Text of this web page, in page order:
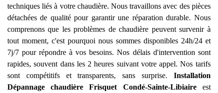
techniques liés à votre chaudière. Nous travaillons avec des pièces
détachées de qualité pour garantir une réparation durable. Nous
comprenons que les problèmes de chaudière peuvent survenir à
tout moment, c'est pourquoi nous sommes disponibles 24h/24 et
7j/7 pour répondre à vos besoins. Nos délais d'intervention sont
rapides, souvent dans les 2 heures suivant votre appel. Nos tarifs
sont compétitifs et transparents, sans surprise. Installation
Dépannage chaudière Frisquet
Condé-Sainte-Libiaireest